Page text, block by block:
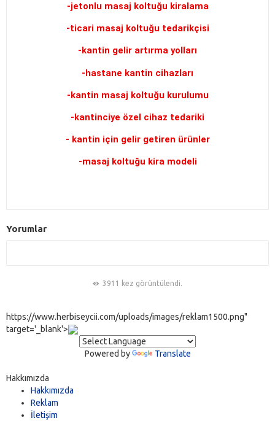
-jetonlu masaj koltuğu kiralama
-ticari masaj koltuğu tedarikçisi
-kantin gelir artırma yolları
-hastane kantin cihazları
-kantin masaj koltuğu kurulumu
-kantinciye özel cihaz tedariki
- kantin için gelir getiren ürünler
-masaj koltuğu kira modeli
Yorumlar
3911 kez görüntülendi.
https://www.herbiseycii.com/uploads/images/reklam1500.png"
target='_blank'>
Powered by Translate
Hakkımızda
Hakkımızda
Reklam
İletişim